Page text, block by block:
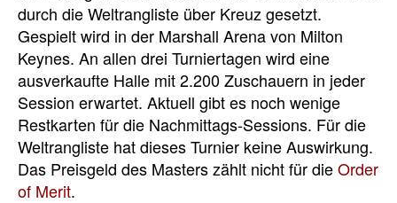
durch die Weltrangliste über Kreuz gesetzt.
Gespielt wird in der Marshall Arena von Milton
Keynes. An allen drei Turniertagen wird eine
ausverkaufte Halle mit 2.200 Zuschauern in jeder
Session erwartet. Aktuell gibt es noch wenige
Restkarten für die Nachmittags-Sessions. Für die
Weltrangliste hat dieses Turnier keine Auswirkung.
Das Preisgeld des Masters zählt nicht für dieOrder
of Merit.